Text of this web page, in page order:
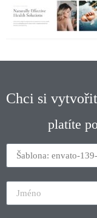
Chci si
platíte